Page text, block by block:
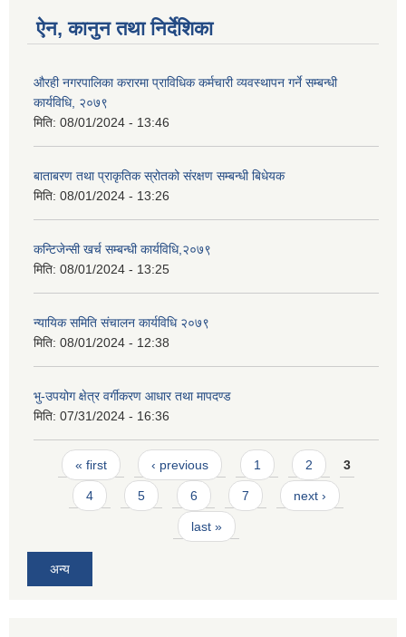
ऐन, कानुन तथा निर्देशिका
औरही नगरपालिका करारमा प्राविधिक कर्मचारी व्यवस्थापन गर्ने सम्बन्धी
कार्यविधि, २०७९
मिति: 08/01/2024 - 13:46
बाताबरण तथा प्राकृतिक स्रोतको संरक्षण सम्बन्धी बिधेयक
मिति: 08/01/2024 - 13:26
कन्टिजेन्सी खर्च सम्बन्धी कार्यविधि,२०७९
मिति: 08/01/2024 - 13:25
न्यायिक समिति संचालन कार्यविधि २०७९
मिति: 08/01/2024 - 12:38
भु-उपयोग क्षेत्र वर्गीकरण आधार तथा मापदण्ड
मिति: 07/31/2024 - 16:36
Pages
« first ‹ previous 1 2 3
4 5 6 7 next ›
last »
अन्य